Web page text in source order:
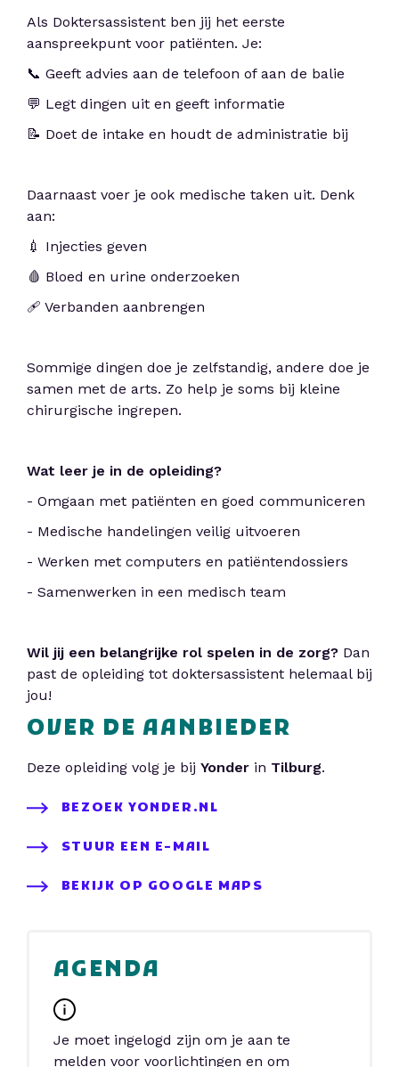
Als Doktersassistent ben jij het eerste
aanspreekpunt voor patiënten. Je:
📞 Geeft advies aan de telefoon of aan de balie
💬 Legt dingen uit en geeft informatie
📝 Doet de intake en houdt de administratie bij
Daarnaast voer je ook medische taken uit. Denk
aan:
💉 Injecties geven
🩸 Bloed en urine onderzoeken
🩹 Verbanden aanbrengen
Sommige dingen doe je zelfstandig, andere doe je
samen met de arts. Zo help je soms bij kleine
chirurgische ingrepen.
Wat leer je in de opleiding?
- Omgaan met patiënten en goed communiceren
- Medische handelingen veilig uitvoeren
- Werken met computers en patiëntendossiers
- Samenwerken in een medisch team
Wil jij een belangrijke rol spelen in de zorg? Dan
past de opleiding tot doktersassistent helemaal bij
jou!
OVER DE AANBIEDER
Deze opleiding volg je bij Yonder in Tilburg.
BEZOEK YONDER.NL
STUUR EEN E-MAIL
BEKIJK OP GOOGLE MAPS
AGENDA
Je moet ingelogd zijn om je aan te
melden voor voorlichtingen en om